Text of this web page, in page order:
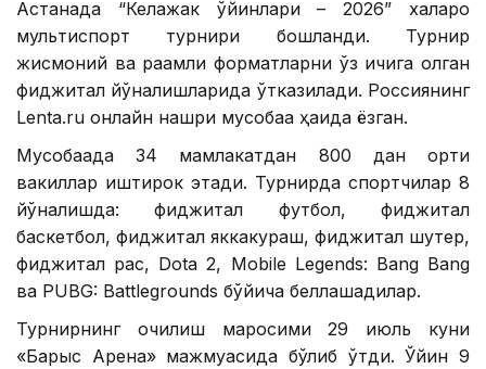
Астанада “Келажак ўйинлари – 2026” халқаро
мультиспорт турнири бошланди. Турнир
жисмоний ва рақамли форматларни ўз ичига олган
фиджитал йўналишларида ўтказилади. Россиянинг
Lenta.ru онлайн нашри мусобақа ҳақида ёзган.
Мусобақада 34 мамлакатдан 800 дан ортиқ
вакиллар иштирок этади. Турнирда спортчилар 8
йўналишда: фиджитал футбол, ​​фиджитал
баскетбол, ​​фиджитал яккакураш, фиджитал шутер,
фиджитал рақс, Dota 2, Mobile Legends: Bang Bang
ва PUBG: Battlegrounds бўйича беллашадилар.
Турнирнинг очилиш маросими 29 июль куни
«Барыс Арена» мажмуасида бўлиб ўтди. Ўйин 9